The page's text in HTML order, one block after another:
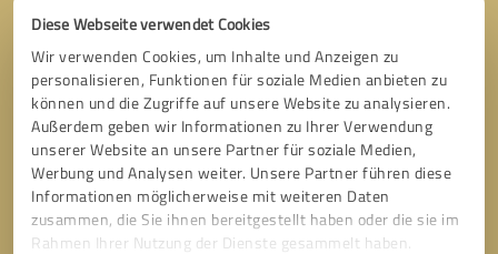
Diese Webseite verwendet Cookies
Wir verwenden Cookies, um Inhalte und Anzeigen zu
personalisieren, Funktionen für soziale Medien anbieten zu
können und die Zugriffe auf unsere Website zu analysieren.
Außerdem geben wir Informationen zu Ihrer Verwendung
unserer Website an unsere Partner für soziale Medien,
Werbung und Analysen weiter. Unsere Partner führen diese
Informationen möglicherweise mit weiteren Daten
zusammen, die Sie ihnen bereitgestellt haben oder die sie im
Rahmen Ihrer Nutzung der Dienste gesammelt haben.